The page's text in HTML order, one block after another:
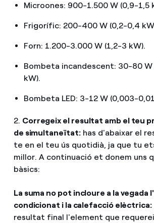
Microones: 900-1.500 W (0,9-1,5
Frigorífic: 200-400 W (0,2-0,4
Forn: 1.200-3.000 W (1,2-3 kW).
Bombeta incandescent: 30-80
kW).
Bombeta LED: 3-12 W (0,003-
2. Corregeix el resultat amb el teu
de simultaneïtat:has d'abaixar el
te en el teu ús quotidià, ja que tu
millor. A continuació et donem uns
bàsics:
La suma no pot incloure a la vegada
condicionat i la calefacció elèctrica:
resultat final l'element que